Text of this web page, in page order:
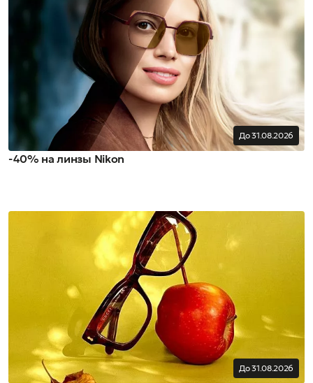
До 31.08.2026
-40% на линзы Nikon
До 31.08.2026